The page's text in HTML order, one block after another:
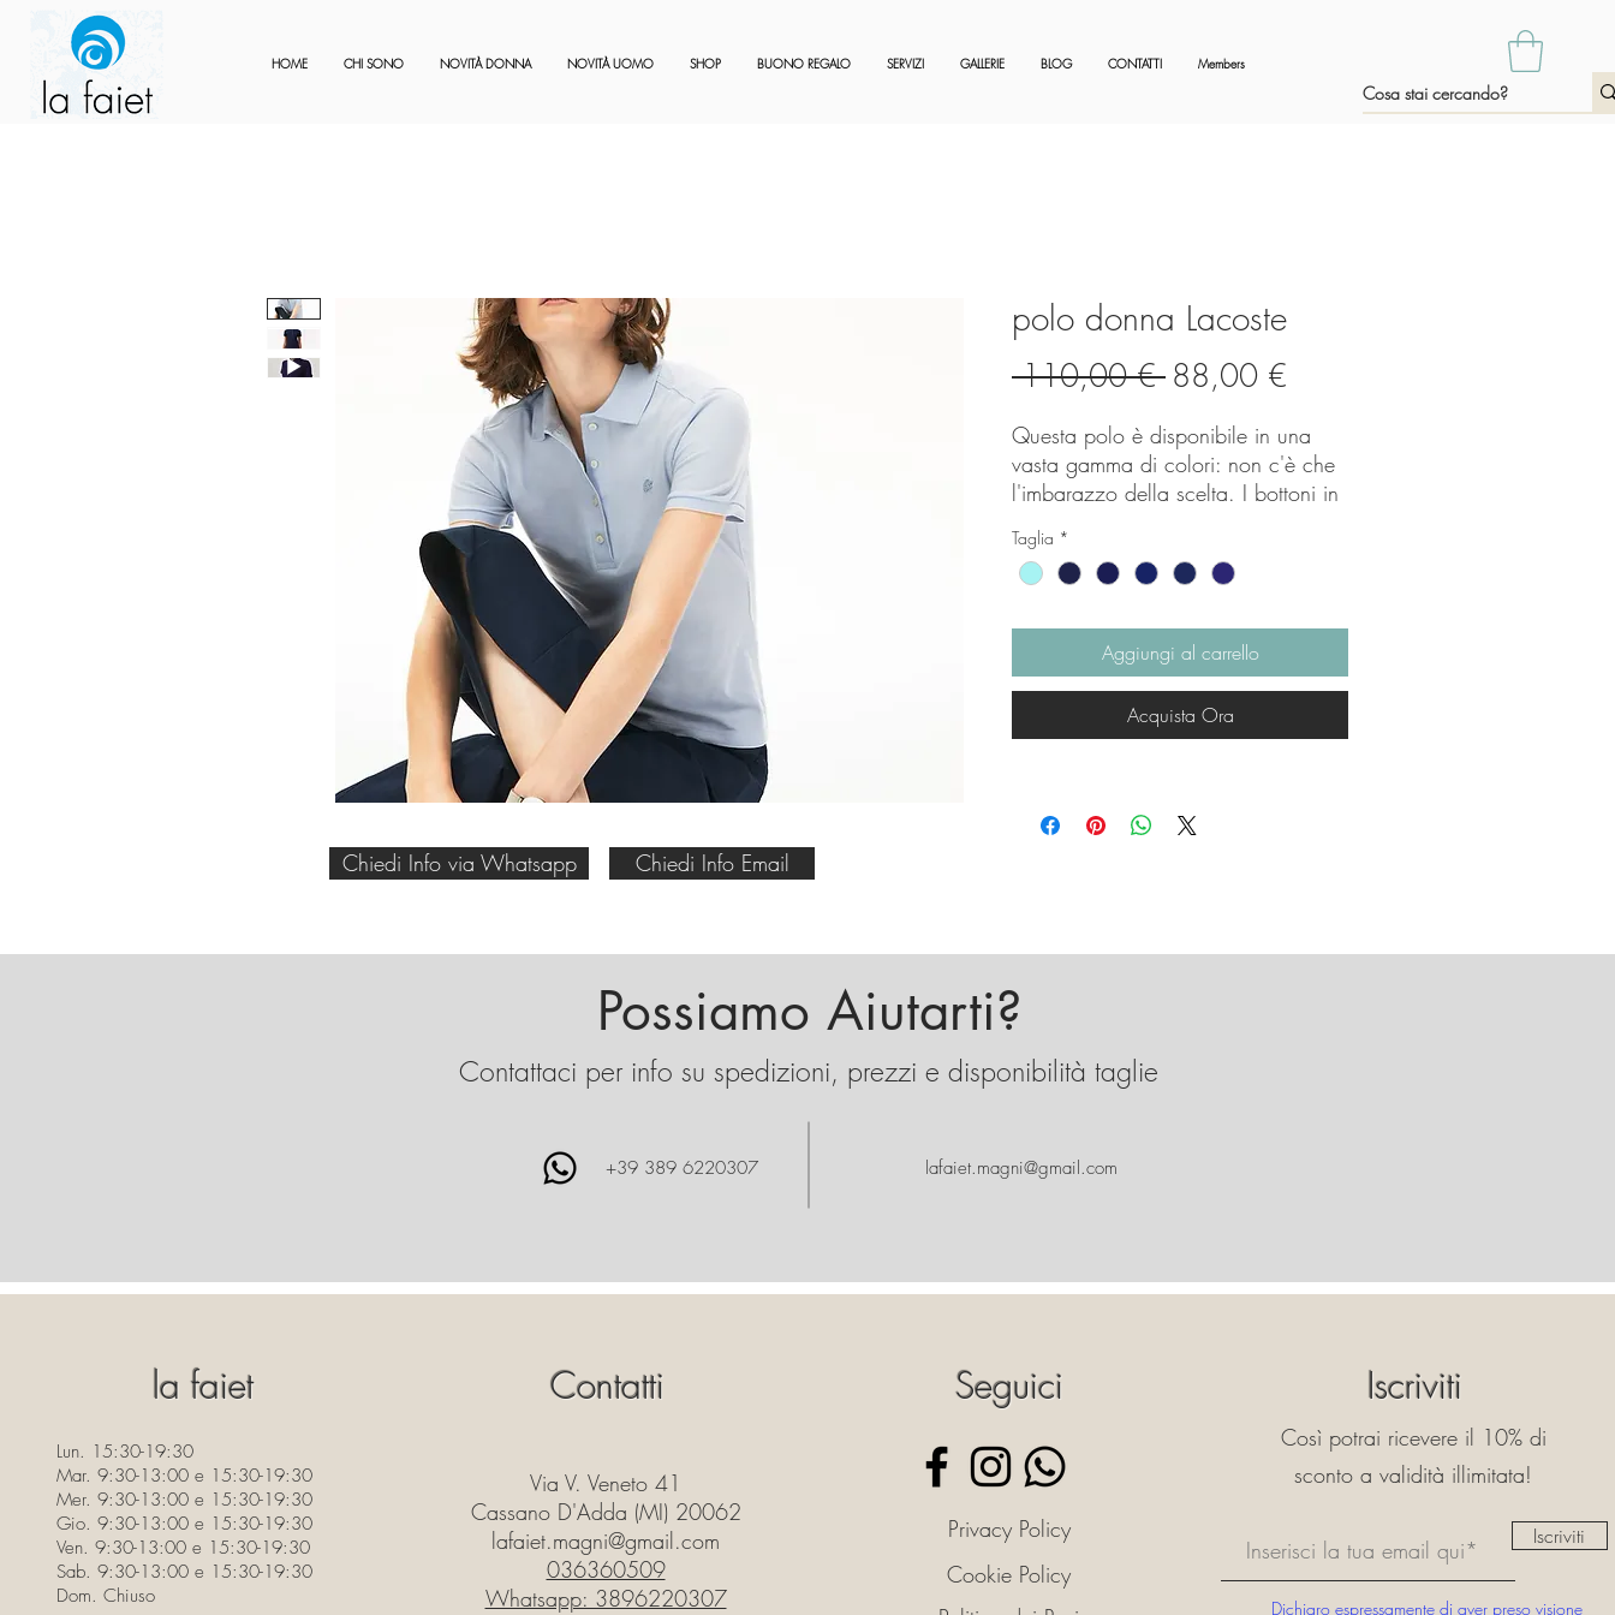
HOME CHI SONO NOVITÀ DONNA NOVITÀ UOMO SHOP BUONO REGALO SERVIZI GALLERIE BLOG CONTATTI Members
polo donna Lacoste
110,00 € Prezzo
regolare
88,00 €
Questa polo è disponibile in una
vasta gamma di colori: non c'è che
l'imbarazzo della scelta. I bottoni in
sul petto e l'abbottonatura
termoincollata la rendono molto
In azzurro è molto bella abbinata ad
un jeans scuro e sicuramente con
l'abbronzatura rende di più.
In blu è un classico
Taglia *
Aggiungi al carrello
Acquista Ora
Chiedi Info via Whatsapp Chiedi Info Email
Possiamo Aiutarti?
Contattaci per info su spedizioni, prezzi e disponibilità taglie
+39 389 6220307 lafaiet.magni@gmail.com
la faiet
Lun. 15:30-19:30
Mar. 9:30-13:00 e 15:30-19:30
Mer. 9:30-13:00 e 15:30-19:30
Gio. 9:30-13:00 e 15:30-19:30
Ven. 9:30-13:00 e 15:30-19:30
Sab. 9:30-13:00 e 15:30-19:30
Dom. Chiuso
Contatti
Via V. Veneto 41
Cassano D'Adda (MI) 20062
lafaiet.magni@gmail.com
036360509
Whatsapp: 3896220307
Seguici
Privacy Policy
Cookie Policy
Iscriviti
Così potrai ricevere il 10% di
sconto a validità illimitata!
Iscriviti
Dichiaro espressamente di aver preso visione